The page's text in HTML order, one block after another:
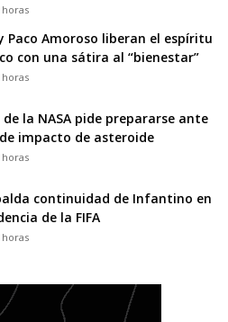
horas
Paco Amoroso liberan el espíritu
con una sátira al “bienestar”
horas
la NASA pide prepararse ante
impacto de asteroide
horas
continuidad de Infantino en
de la FIFA
horas